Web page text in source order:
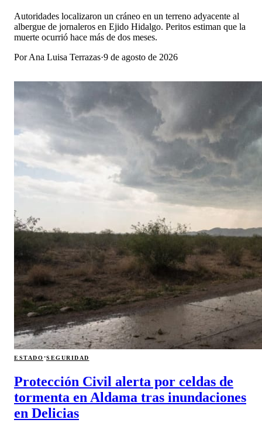
Autoridades localizaron un cráneo en un terreno adyacente al
albergue de jornaleros en Ejido Hidalgo. Peritos estiman que la
muerte ocurrió hace más de dos meses.
PorAna Luisa Terrazas·9 de agosto de 2026
ESTADO·SEGURIDAD
Protección Civil alerta por celdas de
tormenta en Aldama tras inundaciones
en Delicias